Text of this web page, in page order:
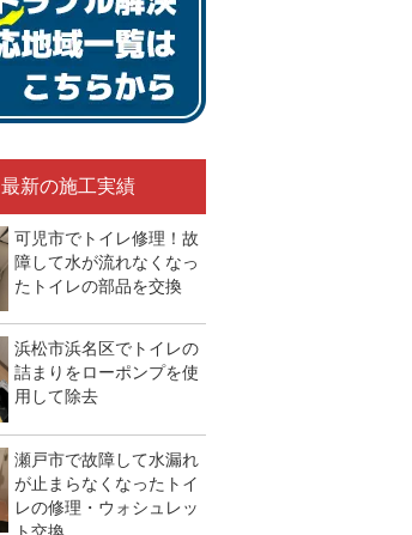
最新の施工実績
可児市でトイレ修理！故
障して水が流れなくなっ
たトイレの部品を交換
浜松市浜名区でトイレの
詰まりをローポンプを使
用して除去
瀬戸市で故障して水漏れ
が止まらなくなったトイ
レの修理・ウォシュレッ